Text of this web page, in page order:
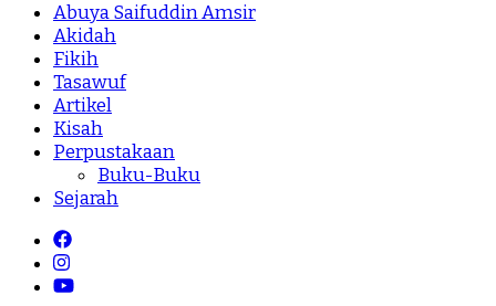
Abuya Saifuddin Amsir
Akidah
Fikih
Tasawuf
Artikel
Kisah
Perpustakaan
Buku-Buku
Sejarah